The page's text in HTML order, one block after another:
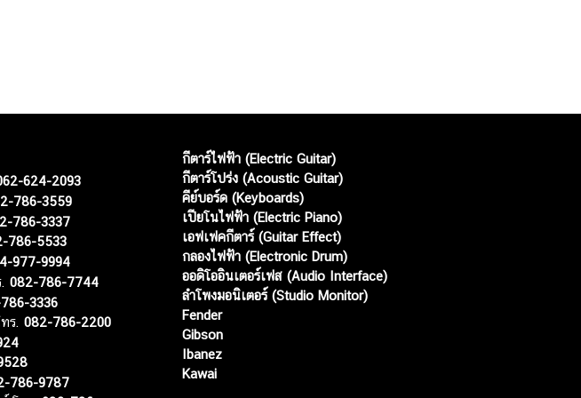
624-2093
786-3559
786-3337
786-5533
977-9994
.082-786-7744
3336
ทร.082-786-2200
786-9787
กีตาร์ไฟฟ้า (Electric Guitar)
กีตาร์โปร่ง (Acoustic Guitar)
คีย์บอร์ด (Keyboards)
เปียโนไฟฟ้า (Electric Piano)
เอฟเฟคกีตาร์ (Guitar Effect)
กลองไฟฟ้า (Electronic Drum)
ออดิโออินเตอร์เฟส (Audio Interface)
ลำโพงมอนิเตอร์ (Studio Monitor)
Fender
Gibson
Ibanez
Kawai